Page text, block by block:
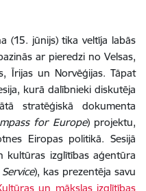
(15. jūnijs) tika veltīja labās
ar pieredzi no Velsas,
Īrijas un Norvēģijas. Tāpat
kurā dalībnieki diskutēja
stratēģiskā dokumenta
for Europe) projektu,
Eiropas politikā. Sesijā
kultūras izglītības aģentūra
), kas prezentēja savu
un mākslas izglītības